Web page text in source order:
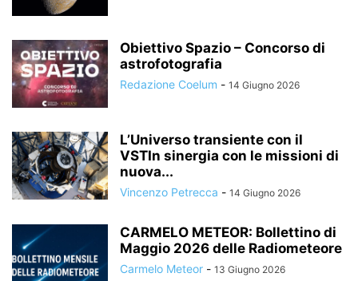
Obiettivo Spazio – Concorso di
astrofotografia
Redazione Coelum - 14 Giugno 2026
L’Universo transiente con il
VSTIn sinergia con le missioni di
nuova...
Vincenzo Petrecca - 14 Giugno 2026
CARMELO METEOR: Bollettino di
Maggio 2026 delle Radiometeore
Carmelo Meteor - 13 Giugno 2026